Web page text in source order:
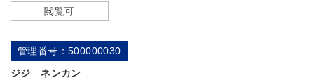
閲覧可
管理番号：500000030
ジジ ネンカン